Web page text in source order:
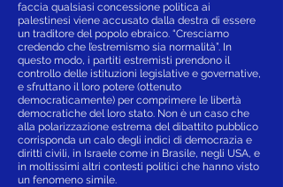
faccia qualsiasi concessione politica ai
palestinesi viene accusato dalla destra di essere
un traditore del popolo ebraico. “Cresciamo
credendo che l’estremismo sia normalità”. In
questo modo, i partiti estremisti prendono il
controllo delle istituzioni legislative e governative,
e sfruttano il loro potere (ottenuto
democraticamente) per comprimere le libertà
democratiche del loro stato. Non è un caso che
alla polarizzazione estrema del dibattito pubblico
corrisponda un calo degli indici di democrazia e
diritti civili, in Israele come in Brasile, negli USA, e
in moltissimi altri contesti politici che hanno visto
un fenomeno simile.